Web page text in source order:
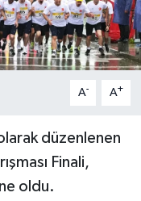
A- A+
düzenlenen
Finali,
oldu.